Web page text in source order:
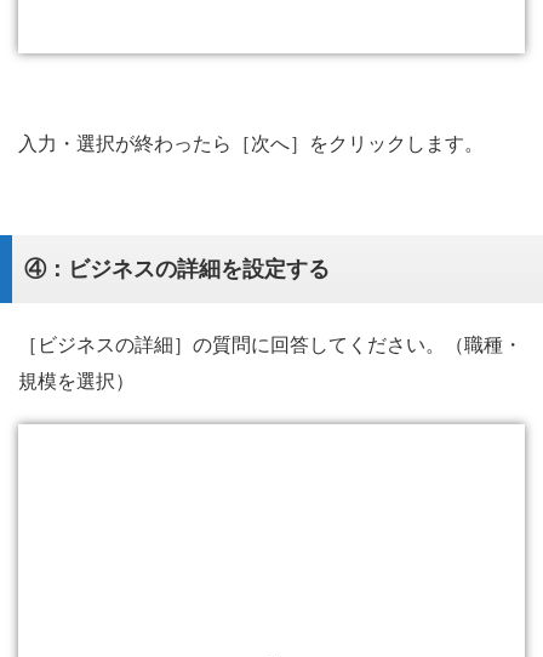
入力・選択が終わったら［次へ］をクリックします。
④：ビジネスの詳細を設定する
［ビジネスの詳細］の質問に回答してください。（職種・
規模を選択）